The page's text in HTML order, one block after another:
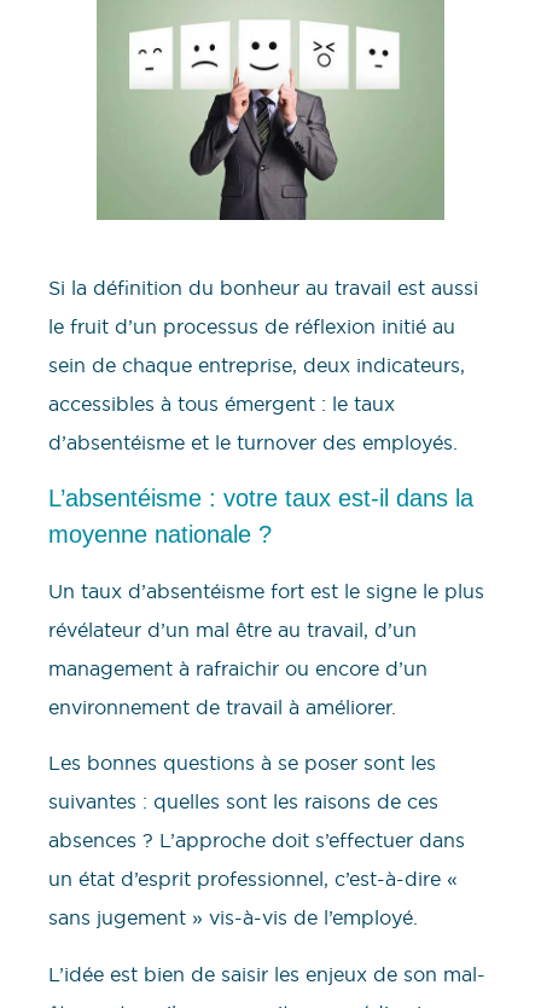
Si la définition du bonheur au travail est aussi
le fruit d’un processus de réflexion initié au
sein de chaque entreprise, deux indicateurs,
accessibles à tous émergent : le taux
d’absentéisme et le turnover des employés.
L’absentéisme : votre taux est-il dans la
moyenne nationale ?
Un taux d’absentéisme fort est le signe le plus
révélateur d’un mal être au travail, d’un
management à rafraichir ou encore d’un
environnement de travail à améliorer.
Les bonnes questions à se poser sont les
suivantes : quelles sont les raisons de ces
absences ? L’approche doit s’effectuer dans
un état d’esprit professionnel, c’est-à-dire «
sans jugement » vis-à-vis de l’employé.
L’idée est bien de saisir les enjeux de son mal-